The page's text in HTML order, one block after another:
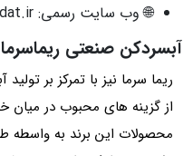
🌐 وب‌ سایت رسمی: www.alborzboroodat.ir
آبسردکن صنعتی ریماسرما
ریما سرما نیز با تمرکز بر
از گزینه‌ های محبوب در میان
محصولات این برند به‌ واسطه